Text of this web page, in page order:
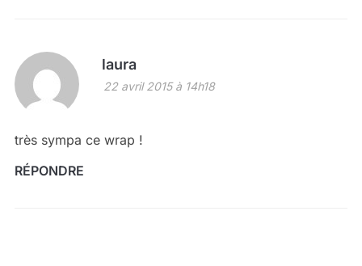
laura
22 avril 2015 à 14h18
très sympa ce wrap !
RÉPONDRE